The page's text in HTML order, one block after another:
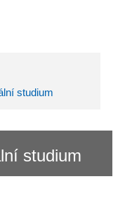
studium
studium